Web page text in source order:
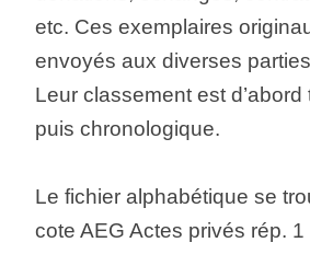
etc. Ces exemplaires
envoyés aux diverses
Leur classement est
puis chronologique.
Le fichier alphabétique se
cote AEG Actes privés rép. 1